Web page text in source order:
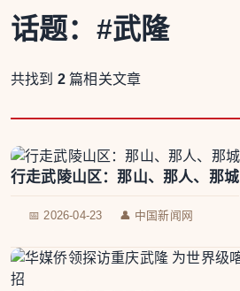
话题： #武隆
共找到 2 篇相关文章
行走武陵山区：那山、那人、那城
📅 2026-04-23 👤 中国新闻网